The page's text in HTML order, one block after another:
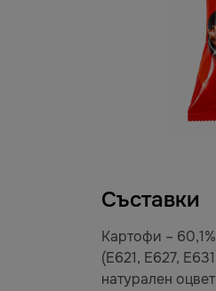
Съставки
Картофи –
(E621, E627,
натурален